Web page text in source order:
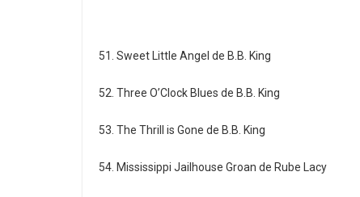
51. Sweet Little Angel de B.B. King
52. Three O’Clock Blues de B.B. King
53. The Thrill is Gone de B.B. King
54. Mississippi Jailhouse Groan de Rube Lacy